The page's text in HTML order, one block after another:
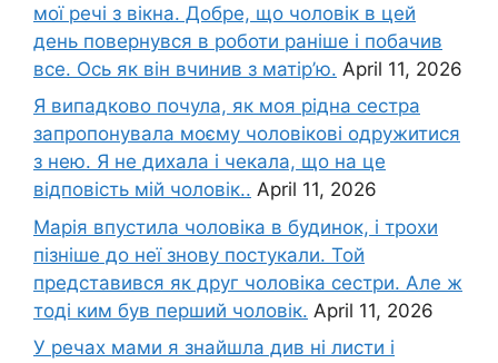
мої речі з вікна. Добре, що чоловік в цей
день повернувся в роботи раніше і побачив
все. Ось як він вчинив з матір’ю. April 11, 2026
Я випадково почула, як моя рідна сестра
запропонувала моєму чоловікові одружитися
з нею. Я не дихала і чекала, що на це
відповість мій чоловік.. April 11, 2026
Марія впустила чоловіка в будинок, і трохи
пізніше до неї знову постукали. Той
представився як друг чоловіка сестри. Але ж
тоді ким був перший чоловік. April 11, 2026
У речах мами я знайшла див ні листи і